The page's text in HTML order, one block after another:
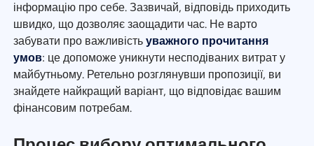
інформацію про себе. Зазвичай, відповідь приходить
швидко, що дозволяє заощадити час. Не варто
забувати про важливістьуважного прочитання
умов: це допоможе уникнути несподіваних витрат у
майбутньому. Ретельно розглянувши пропозиції, ви
знайдете найкращий варіант, що відповідає вашим
фінансовим потребам.